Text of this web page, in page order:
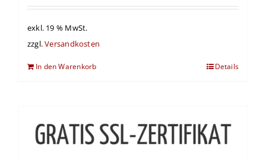
exkl. 19 % MwSt.
zzgl.Versandkosten
In den Warenkorb Details